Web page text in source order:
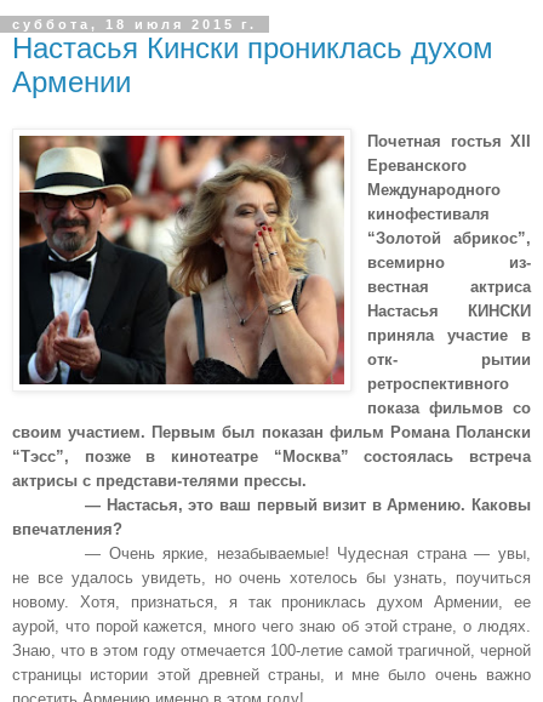
суббота, 18 июля 2015 г.
Настасья Кински прониклась духом
Армении
Почетная гостья XII
Ереванского
Международного
кинофестиваля
“Золотой абрикос”,
всемирно из-
вестная актриса
Настасья КИНСКИ
приняла участие в
отк- рытии
ретроспективного
показа фильмов со
своим участием. Первым был показан фильм Романа Полански
“Тэсс”, позже в кинотеатре “Москва” состоялась встреча
актрисы с представи-телями прессы.
— Настасья, это ваш первый визит в Армению. Каковы
впечатления?
— Очень яркие, незабываемые! Чудесная страна — увы,
не все удалось увидеть, но очень хотелось бы узнать, поучиться
новому. Хотя, признаться, я так прониклась духом Армении, ее
аурой, что порой кажется, много чего знаю об этой стране, о людях.
Знаю, что в этом году отмечается 100-летие самой трагичной, черной
страницы истории этой древней страны, и мне было очень важно